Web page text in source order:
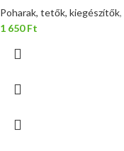
Poharak, tetők, kiegészítők,
1 650Ft